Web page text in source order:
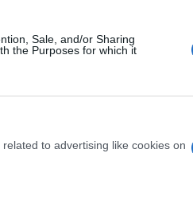
Sale, and/or Sharing
the Purposes for which it
to advertising like cookies on
και δεν
η απαγόρευση τους